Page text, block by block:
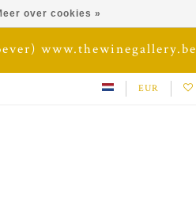
www.thewinegallery.be
EUR
over cookies »